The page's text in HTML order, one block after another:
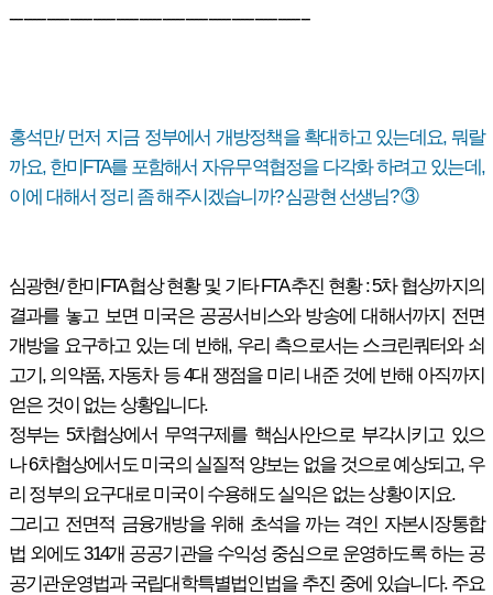
-----------------------------------------------------------------
홍석만/ 먼저 지금 정부에서 개방정책을 확대하고 있는데요, 뭐랄
까요, 한미FTA를 포함해서 자유무역협정을 다각화 하려고 있는데,
이에 대해서 정리 좀 해주시겠습니까? 심광현 선생님? ③
심광현/ 한미FTA 협상 현황 및 기타 FTA 추진 현황 : 5차 협상까지의
결과를 놓고 보면 미국은 공공서비스와 방송에 대해서까지 전면
개방을 요구하고 있는 데 반해, 우리 측으로서는 스크린쿼터와 쇠
고기, 의약품, 자동차 등 4대 쟁점을 미리 내준 것에 반해 아직까지
얻은 것이 없는 상황입니다.
정부는 5차협상에서 무역구제를 핵심사안으로 부각시키고 있으
나 6차협상에서도 미국의 실질적 양보는 없을 것으로 예상되고, 우
리 정부의 요구대로 미국이 수용해도 실익은 없는 상황이지요.
그리고 전면적 금융개방을 위해 초석을 까는 격인 자본시장통합
법 외에도 314개 공공기관을 수익성 중심으로 운영하도록 하는 공
공기관운영법과 국립대학특별법인법을 추진 중에 있습니다. 주요